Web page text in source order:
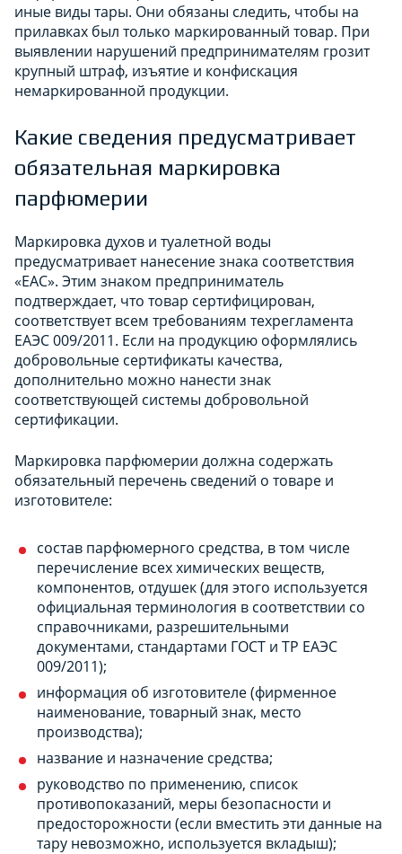
иные виды тары. Они обязаны следить, чтобы на
прилавках был только маркированный товар. При
выявлении нарушений предпринимателям грозит
крупный штраф, изъятие и конфискация
немаркированной продукции.
Какие сведения предусматривает
обязательная маркировка
парфюмерии
Маркировка духов и туалетной воды
предусматривает нанесение знака соответствия
«ЕАС». Этим знаком предприниматель
подтверждает, что товар сертифицирован,
соответствует всем требованиям техрегламента
ЕАЭС 009/2011. Если на продукцию оформлялись
добровольные сертификаты качества,
дополнительно можно нанести знак
соответствующей системы добровольной
сертификации.
Маркировка парфюмерии должна содержать
обязательный перечень сведений о товаре и
изготовителе:
состав парфюмерного средства, в том числе
перечисление всех химических веществ,
компонентов, отдушек (для этого используется
официальная терминология в соответствии со
справочниками, разрешительными
документами, стандартами ГОСТ и ТР ЕАЭС
009/2011);
информация об изготовителе (фирменное
наименование, товарный знак, место
производства);
название и назначение средства;
руководство по применению, список
противопоказаний, меры безопасности и
предосторожности (если вместить эти данные на
тару невозможно, используется вкладыш);